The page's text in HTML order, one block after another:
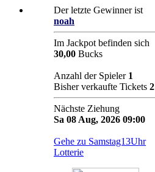
Der letzte Gewinner ist
noah
Im Jackpot befinden sich
30,00 Bucks
Anzahl der Spieler 1
Bisher verkaufte Tickets 2
Nächste Ziehung
Sa 08 Aug, 2026 09:00
Gehe zu Samstag13Uhr
Lotterie